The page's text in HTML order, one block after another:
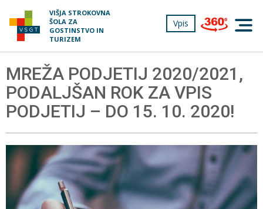
upoštevajte:
To
spletno
mesto
sistem
dostopnosti.
VIŠJA STROKOVNA
ŠOLA ZA
GOSTINSTVO IN
TURIZEM
Vpis
MREŽA PODJETIJ 2020/2021,
PODALJŠAN ROK ZA VPIS
PODJETIJ – DO 15. 10. 2020!